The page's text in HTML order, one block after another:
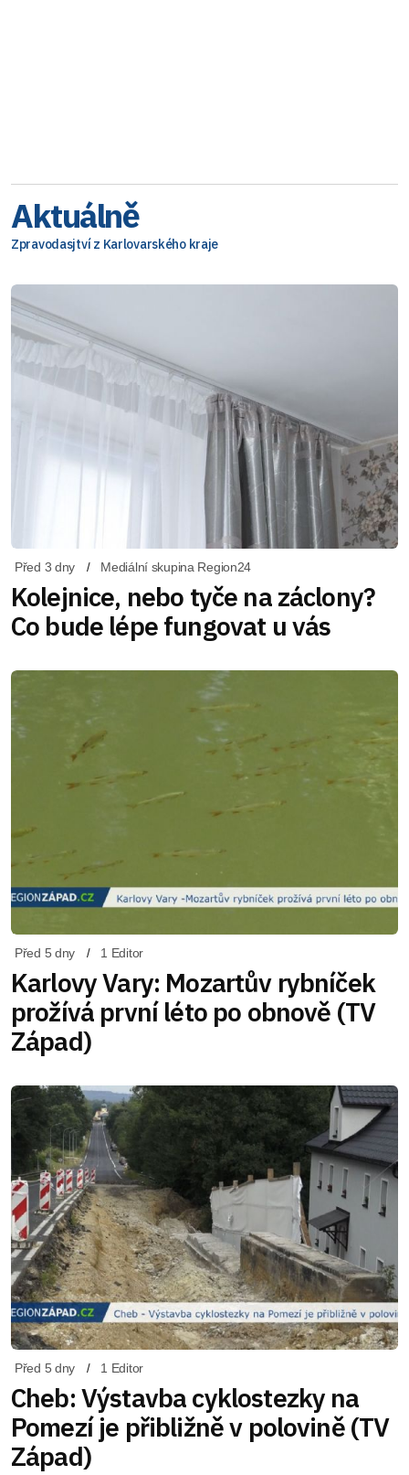
Aktuálně
Zpravodasjtví z Karlovarského kraje
Před 3 dny Mediální skupina Region24
Kolejnice, nebo tyče na záclony?
Co bude lépe fungovat u vás
Před 5 dny 1 Editor
Karlovy Vary: Mozartův rybníček
prožívá první léto po obnově (TV
Západ)
Před 5 dny 1 Editor
Cheb: Výstavba cyklostezky na
Pomezí je přibližně v polovině (TV
Západ)